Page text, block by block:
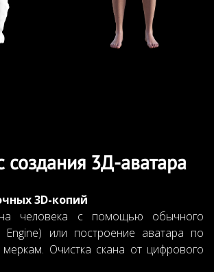
создания 3Д-аватара
3D-копий
человека с помощью обычного
или построение аватара по
Очистка скана от цифрового